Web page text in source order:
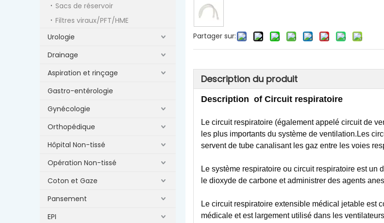
Sacs de réservoir
Filtres viraux/PFT/HME
Urologie
Drainage
Aspiration et rinçage
Gastro-entérologie
Gynécologie
Orthopédique
Hôpital Non-tissé
Opération Non-tissé
Coton et Gaze
Pansement
EPI
Partager sur:
Description du produit
Description of Circuit respiratoire
Le circuit respiratoire (également appelé circuit de
les plus importants du système de ventilation.Les
servent de tube canalisant les gaz entre les voies
Le système respiratoire ou circuit respiratoire est
le dioxyde de carbone et administrer des agents
Le circuit respiratoire extensible médical jetable est
médicale et est largement utilisé dans les